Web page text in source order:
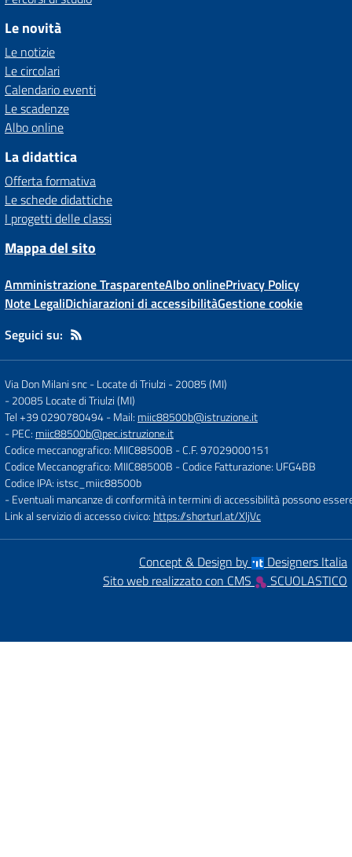
Le novità
Le notizie
Le circolari
Calendario eventi
Le scadenze
Albo online
La didattica
Offerta formativa
Le schede didattiche
I progetti delle classi
Mappa del sito
Amministrazione TrasparenteAlbo onlinePrivacy Policy
Note LegaliDichiarazioni di accessibilitàGestione cookie
Seguici su:
Via Don Milani snc - Locate di Triulzi - 20085 (MI)
-20085 Locate di Triulzi (MI)
Tel +39 0290780494- Mail: miic88500b@istruzione.it
- PEC: miic88500b@pec.istruzione.it
Codice meccanografico: MIIC88500B - C.F. 97029000151
Codice Meccanografico: MIIC88500B - Codice Fatturazione: UFG4BB
Codice IPA: istsc_miic88500b
- Eventuali mancanze di conformità in termini di accessibilità possono
Link al servizio di accesso civico: https://shorturl.at/XljVc
Concept & Design by
Designers Italia
Sito web realizzato con CMS
SCUOLASTICO